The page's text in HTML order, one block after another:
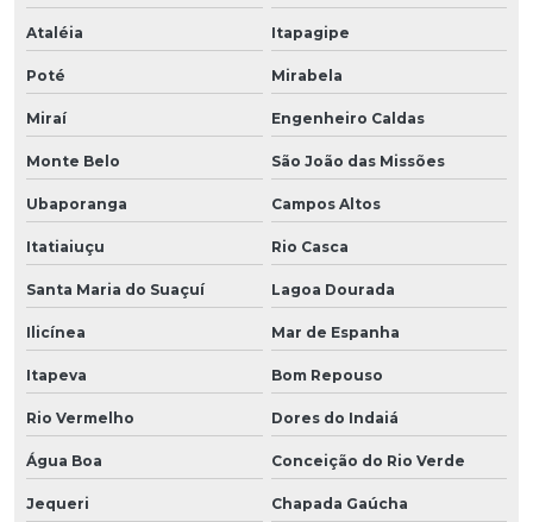
Ataléia Itapagipe
Poté Mirabela
Miraí Engenheiro Caldas
Monte Belo São João das Missões
Ubaporanga Campos Altos
Itatiaiuçu Rio Casca
Santa Maria do Suaçuí Lagoa Dourada
Ilicínea Mar de Espanha
Itapeva Bom Repouso
Rio Vermelho Dores do Indaiá
Água Boa Conceição do Rio Verde
Jequeri Chapada Gaúcha